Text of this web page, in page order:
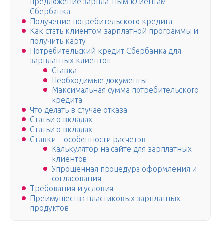
Сбербанка
Получение потребительского кредита
Как стать клиентом зарплатной программы и
получить карту
Потребительский кредит Сбербанка для
зарплатных клиентов
Ставка
Необходимые документы
Максимальная сумма потребительского
кредита
Что делать в случае отказа
Статьи о вкладах
Статьи о вкладах
Ставки – особенности расчетов
Калькулятор на сайте для зарплатных
клиентов
Упрощенная процедура оформления и
согласования
Требования и условия
Преимущества пластиковых зарплатных
продуктов